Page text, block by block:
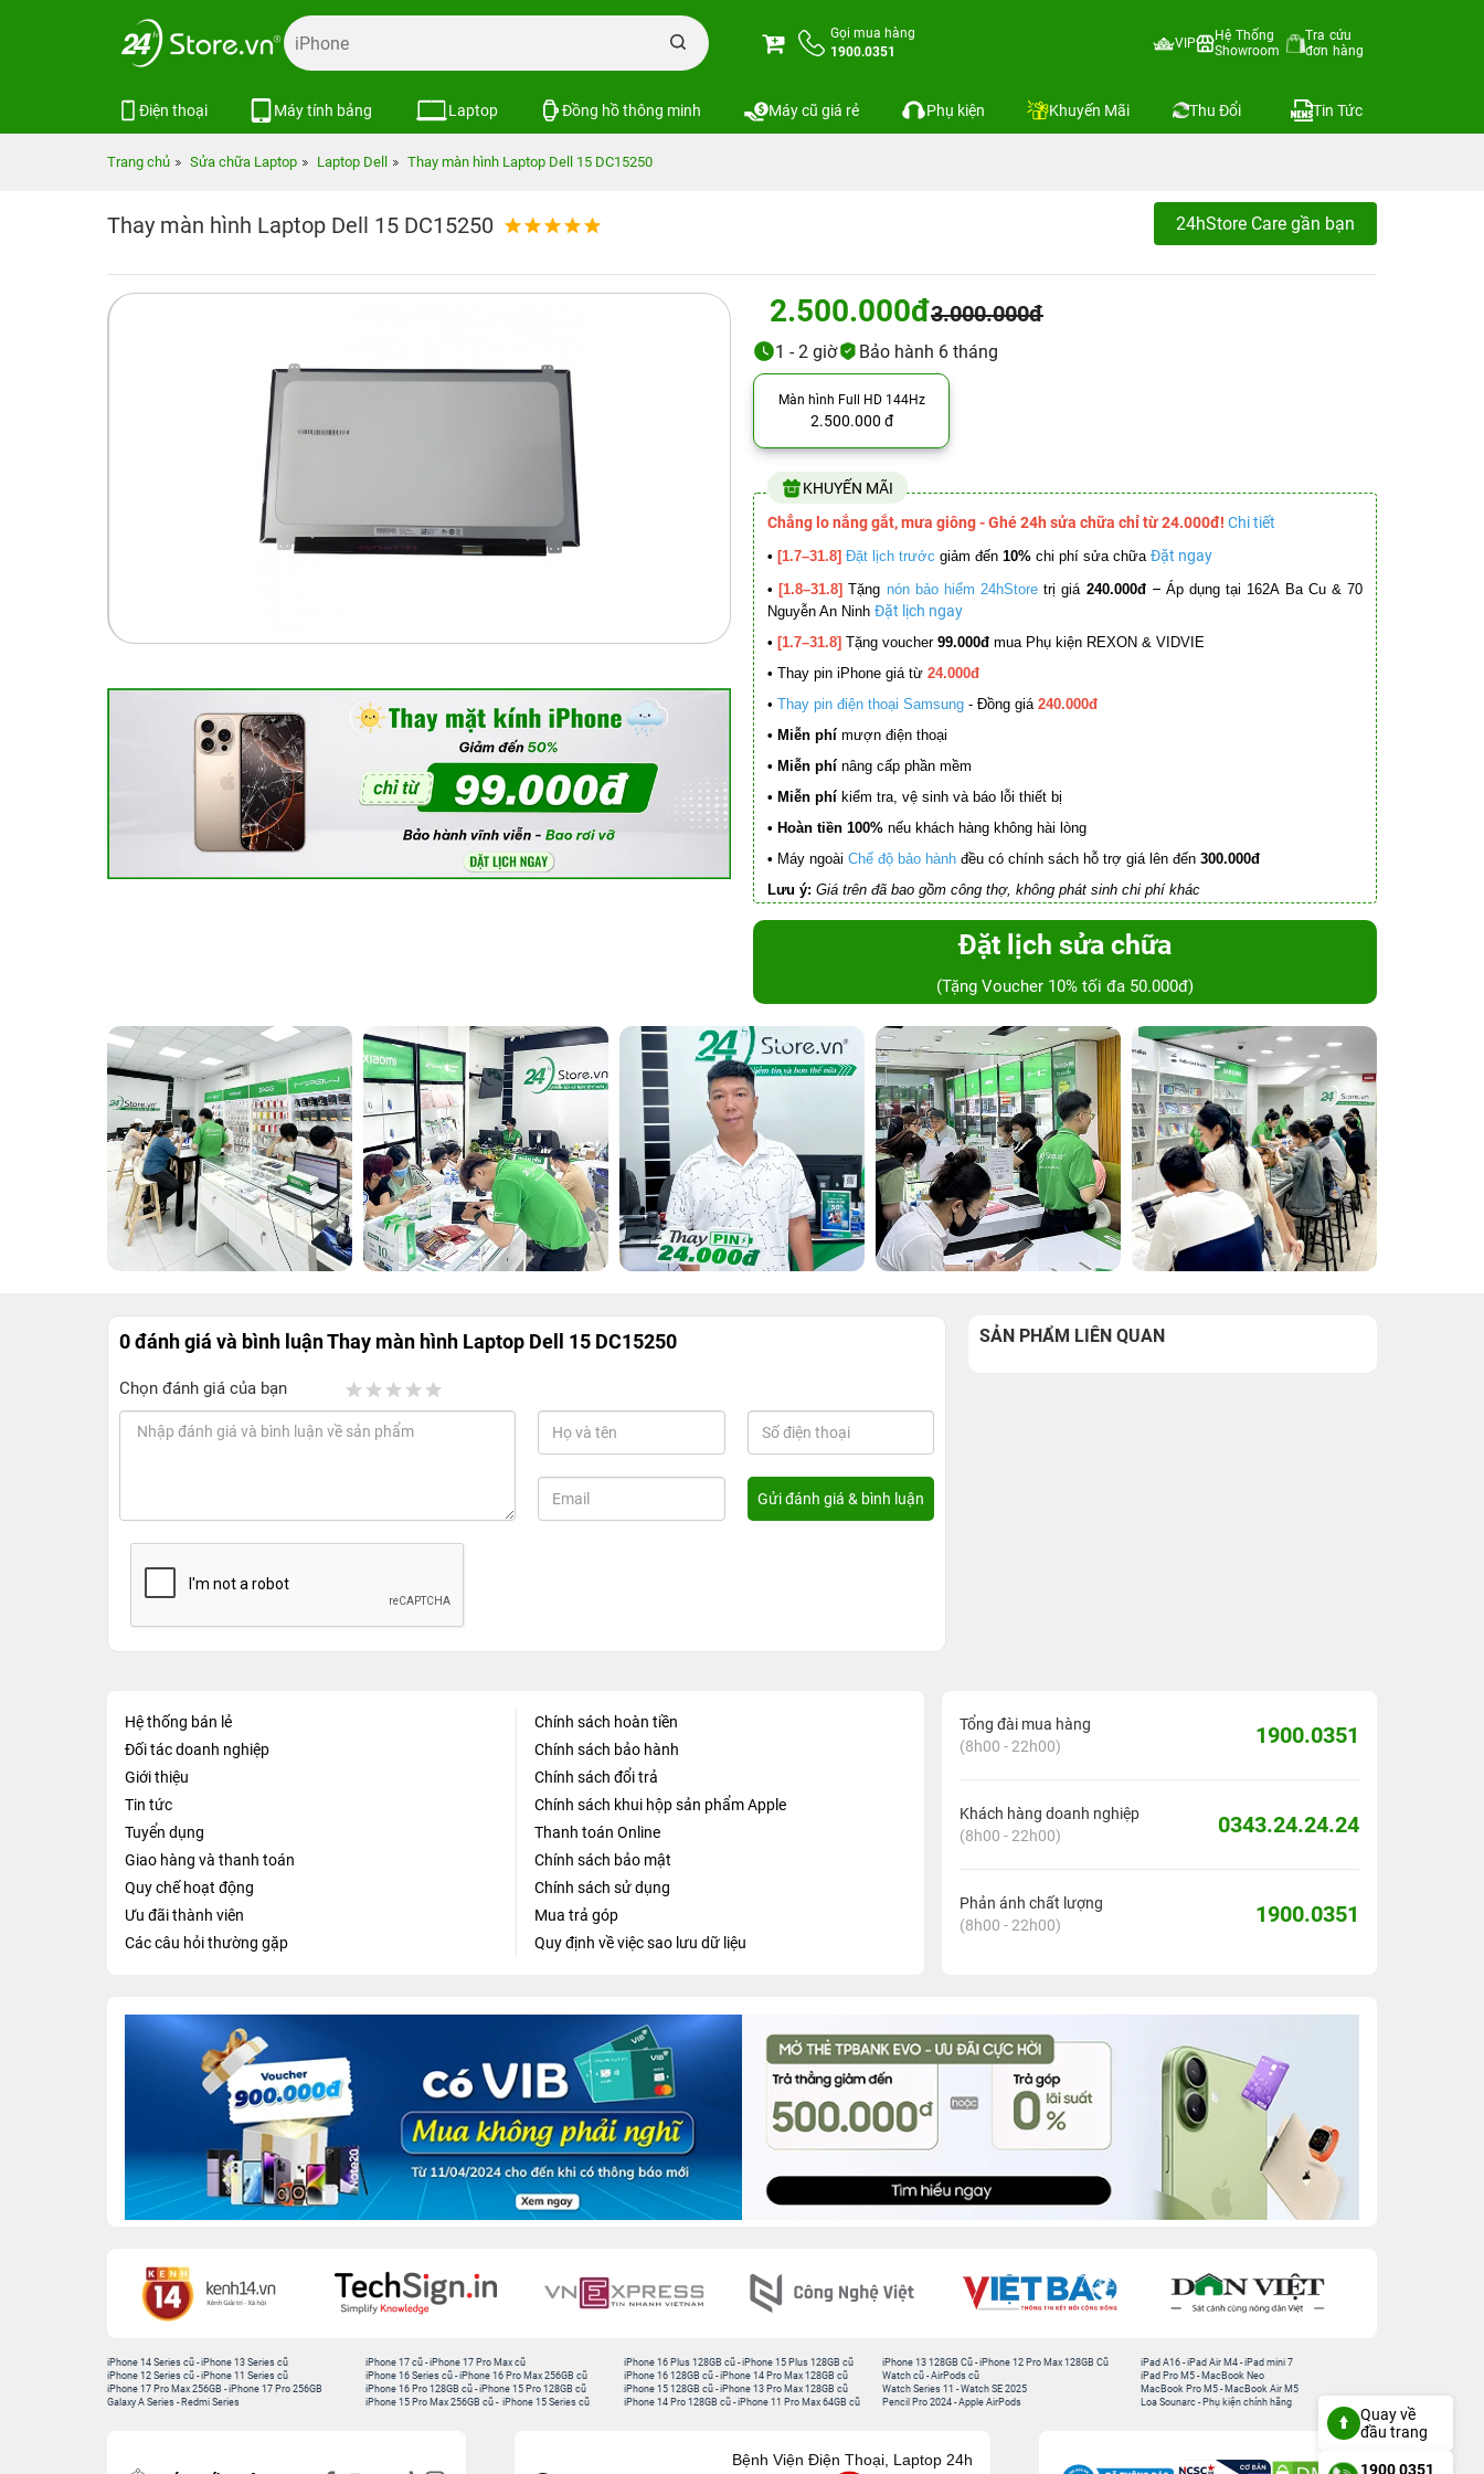
Gọi mua hàng
1900.0351
VIP
Hệ Thống
Showroom
Tra cứu
đơn hàng
Điện thoại Máy tính bảng Laptop Đồng hồ thông minh Máy cũ giá rẻ Phụ kiện Khuyến Mãi Thu Đổi Tin Tức
Trang chủ Sửa chữa Laptop Laptop Dell Thay màn hình Laptop Dell 15 DC15250
Thay màn hình Laptop Dell 15 DC15250 24hStore Care gần bạn
2.500.000đ3.000.000đ
1 - 2 giờ Bảo hành 6 tháng
Màn hình Full HD 144Hz
2.500.000 đ
KHUYẾN MÃI
Chẳng lo nắng gắt, mưa giông - Ghé 24h sửa chữa chỉ từ 24.000đ! Chi tiết
• [1.7–31.8] Đặt lịch trước giảm đến 10% chi phí sửa chữa Đặt ngay
• [1.8–31.8] Tặng nón bảo hiểm 24hStore trị giá 240.000đ – Áp dụng tại 162A Ba Cu & 70
Nguyễn An Ninh Đặt lịch ngay
• [1.7–31.8] Tặng voucher 99.000đ mua Phụ kiện REXON & VIDVIE
• Thay pin iPhone giá từ 24.000đ
• Thay pin điện thoại Samsung - Đồng giá 240.000đ
• Miễn phí mượn điện thoại
• Miễn phí nâng cấp phần mềm
• Miễn phí kiểm tra, vệ sinh và báo lỗi thiết bị
• Hoàn tiền 100% nếu khách hàng không hài lòng
• Máy ngoài Chế độ bảo hành đều có chính sách hỗ trợ giá lên đến 300.000đ
Lưu ý: Giá trên đã bao gồm công thợ, không phát sinh chi phí khác
Đặt lịch sửa chữa
(Tặng Voucher 10% tối đa 50.000đ)
0 đánh giá và bình luậnThay màn hình Laptop Dell 15 DC15250
Chọn đánh giá của bạn
SẢN PHẨM LIÊN QUAN
Hệ thống bán lẻ
Đối tác doanh nghiệp
Giới thiệu
Tin tức
Tuyển dụng
Giao hàng và thanh toán
Quy chế hoạt động
Ưu đãi thành viên
Các câu hỏi thường gặp
Chính sách hoàn tiền
Chính sách bảo hành
Chính sách đổi trả
Chính sách khui hộp sản phẩm Apple
Thanh toán Online
Chính sách bảo mật
Chính sách sử dụng
Mua trả góp
Quy định về việc sao lưu dữ liệu
Tổng đài mua hàng
(8h00 - 22h00)
1900.0351
Khách hàng doanh nghiệp
(8h00 - 22h00)
0343.24.24.24
Phản ánh chất lượng
(8h00 - 22h00)
1900.0351
iPhone 14 Series cũ -iPhone 13 Series cũ
iPhone 12 Series cũ -iPhone 11 Series cũ
iPhone 17 Pro Max 256GB -iPhone 17 Pro 256GB
Galaxy A Series - Redmi Series
iPhone 17 cũ -iPhone 17 Pro Max cũ
iPhone 16 Series cũ - iPhone 16 Pro Max 256GB cũ
iPhone 16 Pro 128GB cũ -iPhone 15 Pro 128GB cũ
iPhone 15 Pro Max 256GB cũ - iPhone 15 Series cũ
iPhone 16 Plus 128GB cũ -iPhone 15 Plus 128GB cũ
iPhone 16 128GB cũ -iPhone 14 Pro Max 128GB cũ
iPhone 15 128GB cũ -iPhone 13 Pro Max 128GB cũ
iPhone 14 Pro 128GB cũ -iPhone 11 Pro Max 64GB cũ
iPhone 13 128GB Cũ -iPhone 12 Pro Max 128GB Cũ
Watch cũ -AirPods cũ
Watch Series 11 -Watch SE 2025
Pencil Pro 2024 -Apple AirPods
iPad A16 -iPad Air M4 -iPad mini 7
iPad Pro M5 - MacBook Neo
MacBook Pro M5 - MacBook Air M5
Loa Sounarc - Phụ kiện chính hãng
Bệnh Viện Điện Thoại, Laptop 24h
Quay về
đầu trang
1900 0351